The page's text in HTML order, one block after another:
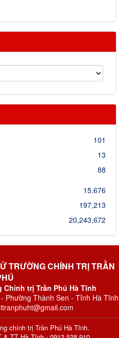
101
13
88
15,676
197,213
20,243,672
TRƯỜNG CHÍNH TRỊ TRẦN
trị Trần Phú Hà Tĩnh
Phường Thành Sen - Tỉnh Hà Tĩnh
chính trị Trần Phú Hà Tĩnh.